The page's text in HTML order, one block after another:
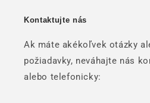
Kontaktujte nás
Ak máte akékoľvek otázky
požiadavky, neváhajte nás
alebo telefonicky: